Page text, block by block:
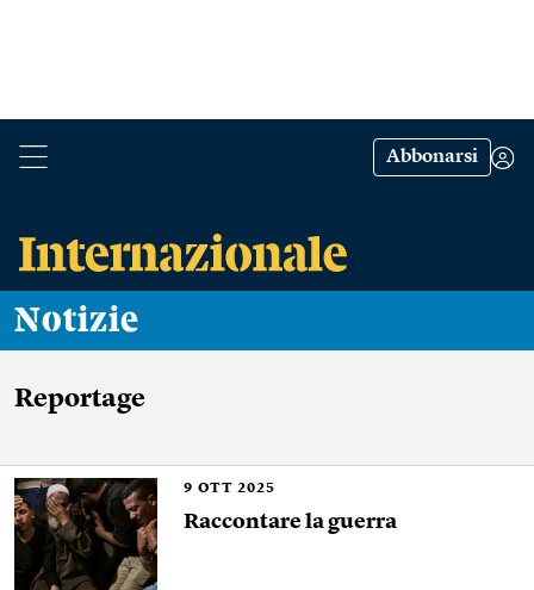
Abbonarsi
Notizie
Reportage
9 OTT 2025
Raccontare la guerra